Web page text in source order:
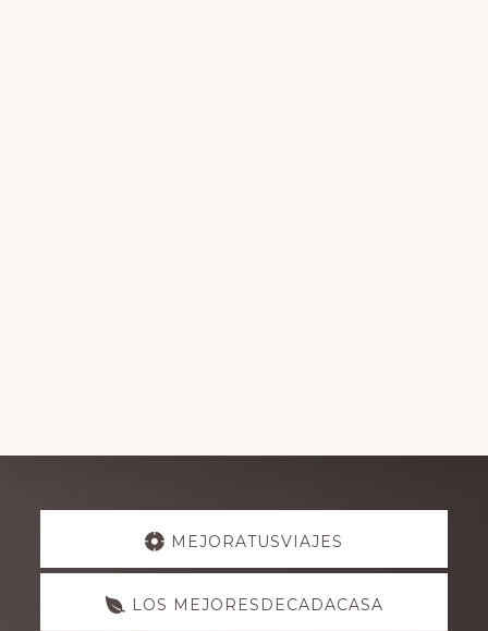
Explore
MEJORATUSVIAJES
LOS MEJORESDECADACASA